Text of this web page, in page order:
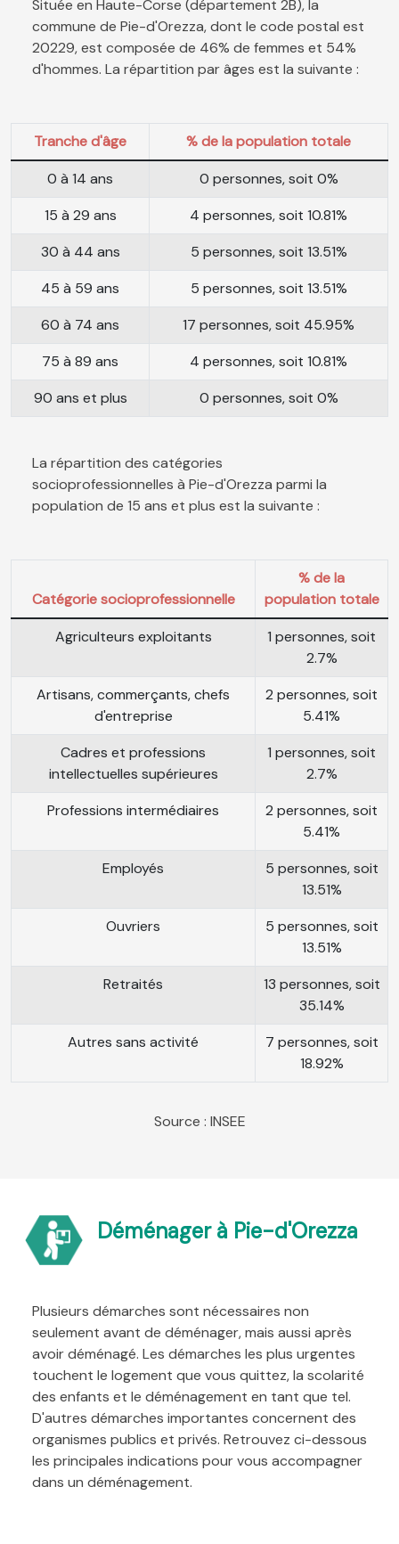
Située en Haute-Corse (département 2B), la
commune de Pie-d'Orezza, dont le code postal est
20229, est composée de 46% de femmes et 54%
d'hommes. La répartition par âges est la suivante :
Tranche d'âge
% de la population totale
0 à 14 ans
0 personnes, soit 0%
15 à 29 ans
4 personnes, soit 10.81%
30 à 44 ans
5 personnes, soit 13.51%
45 à 59 ans
5 personnes, soit 13.51%
60 à 74 ans
17 personnes, soit 45.95%
75 à 89 ans
4 personnes, soit 10.81%
90 ans et plus
0 personnes, soit 0%
La répartition des catégories
socioprofessionnelles à Pie-d'Orezza parmi la
population de 15 ans et plus est la suivante :
Catégorie socioprofessionnelle
% de la
population totale
Agriculteurs exploitants
1 personnes, soit
2.7%
Artisans, commerçants, chefs
d'entreprise
2 personnes, soit
5.41%
Cadres et professions
intellectuelles supérieures
1 personnes, soit
2.7%
Professions intermédiaires
2 personnes, soit
5.41%
Employés
5 personnes, soit
13.51%
Ouvriers
5 personnes, soit
13.51%
Retraités
13 personnes, soit
35.14%
Autres sans activité
7 personnes, soit
18.92%
Source : INSEE
Déménager à Pie-d'Orezza
Plusieurs démarches sont nécessaires non
seulement avant de déménager, mais aussi après
avoir déménagé. Les démarches les plus urgentes
touchent le logement que vous quittez, la scolarité
des enfants et le déménagement en tant que tel.
D'autres démarches importantes concernent des
organismes publics et privés. Retrouvez ci-dessous
les principales indications pour vous accompagner
dans un déménagement.